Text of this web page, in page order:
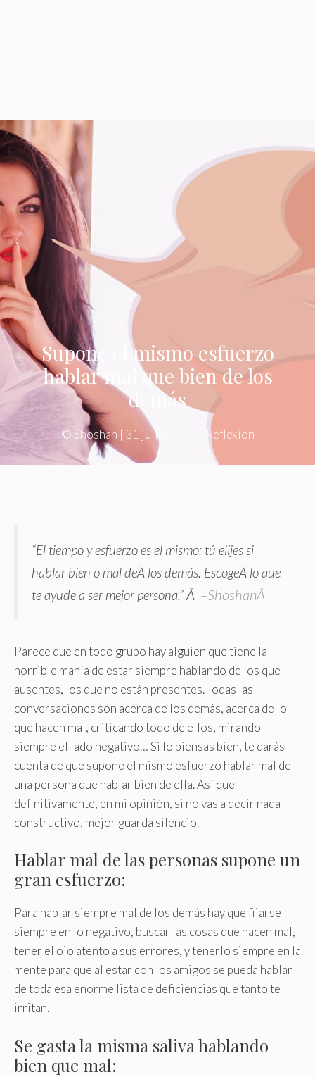
Supone el mismo esfuerzo
hablar mal que bien de los
demás
© Shoshan | 31 julio, 2017 Reflexión
“El tiempo y esfuerzo es el mismo: tú elijes si
hablar bien o mal deÂ los demás. EscogeÂ lo que
te ayude a ser mejor persona.”Â –ShoshanÂ
Parece que en todo grupo hay alguien que tiene la
horrible manía de estar siempre hablando de los que
ausentes, los que no están presentes. Todas las
conversaciones son acerca de los demás, acerca de lo
que hacen mal, criticando todo de ellos, mirando
siempre el lado negativo… Si lo piensas bien, te darás
cuenta de que supone el mismo esfuerzo hablar mal de
una persona que hablar bien de ella. Así que
definitivamente, en mi opinión, si no vas a decir nada
constructivo, mejor guarda silencio.
Hablar mal de las personas supone un
gran esfuerzo:
Para hablar siempre mal de los demás hay que fijarse
siempre en lo negativo, buscar las cosas que hacen mal,
tener el ojo atento a sus errores, y tenerlo siempre en la
mente para que al estar con los amigos se pueda hablar
de toda esa enorme lista de deficiencias que tanto te
irritan.
Se gasta la misma saliva hablando
bien que mal: